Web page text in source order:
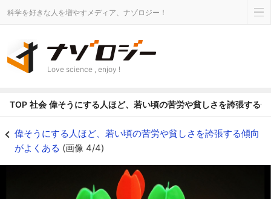
科学を好きな人を増やすメディア、ナゾロジー！
Love science , enjoy !
TOP 社会 偉そうにする人ほど、若い頃の苦労や貧しさを誇張する
偉そうにする人ほど、若い頃の苦労や貧しさを誇張する傾向
がよくある (画像 4/4)